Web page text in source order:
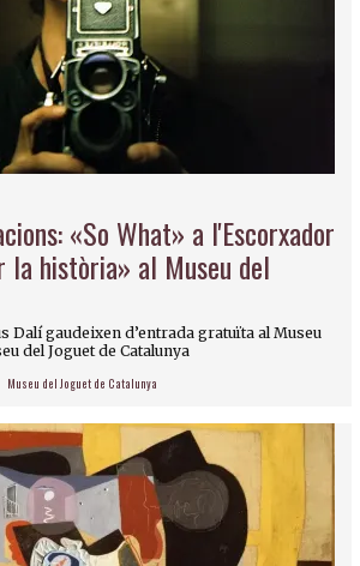
«So What» a l'Escorxador
la història» al Museu del
Dalí gaudeixen d’entrada gratuïta al Museu
del Joguet de Catalunya
Museu del Joguet de Catalunya